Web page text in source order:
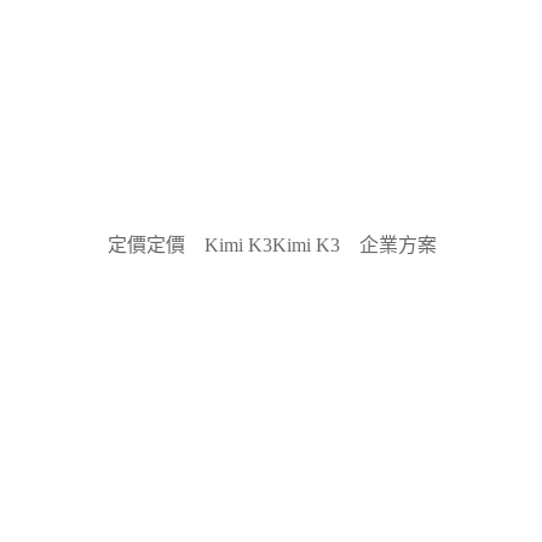
定價定價 Kimi K3Kimi K3 企業方案